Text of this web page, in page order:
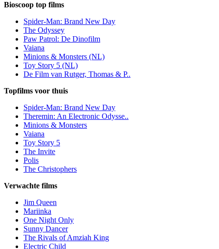
Bioscoop top films
Spider-Man: Brand New Day
The Odyssey
Paw Patrol: De Dinofilm
Vaiana
Minions & Monsters (NL)
Toy Story 5 (NL)
De Film van Rutger, Thomas & P..
Topfilms voor thuis
Spider-Man: Brand New Day
Theremin: An Electronic Odysse..
Minions & Monsters
Vaiana
Toy Story 5
The Invite
Polis
The Christophers
Verwachte films
Jim Queen
Mariinka
One Night Only
Sunny Dancer
The Rivals of Amziah King
Electric Child